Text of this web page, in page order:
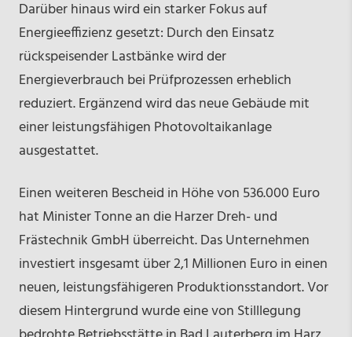
Darüber hinaus wird ein starker Fokus auf
Energieeffizienz gesetzt: Durch den Einsatz
rückspeisender Lastbänke wird der
Energieverbrauch bei Prüfprozessen erheblich
reduziert. Ergänzend wird das neue Gebäude mit
einer leistungsfähigen Photovoltaikanlage
ausgestattet.
Einen weiteren Bescheid in Höhe von 536.000 Euro
hat Minister Tonne an die Harzer Dreh- und
Frästechnik GmbH überreicht. Das Unternehmen
investiert insgesamt über 2,1 Millionen Euro in einen
neuen, leistungsfähigeren Produktionsstandort. Vor
diesem Hintergrund wurde eine von Stilllegung